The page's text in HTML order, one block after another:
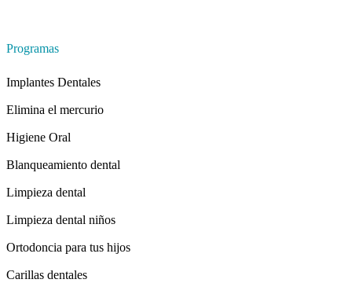
Programas
Implantes Dentales
Elimina el mercurio
Higiene Oral
Blanqueamiento dental
Limpieza dental
Limpieza dental niños
Ortodoncia para tus hijos
Carillas dentales